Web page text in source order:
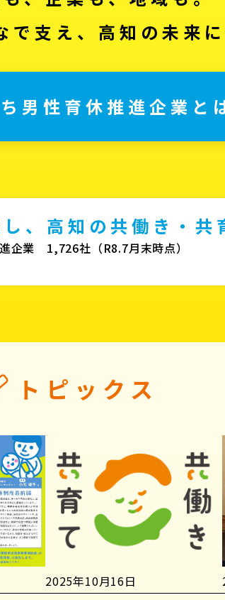
で支え、高知の未来
男性育休推進企業と
、高知の共働き・共
企業 1,726社（R8.7月末時点）
トピックス
2025年10月16日